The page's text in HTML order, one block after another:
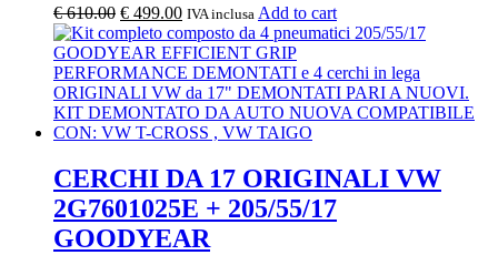
€610.00 Il
prezzo
originale
era:
€ 610.00.
€ 499.00Il
prezzo
attuale
è:
€ 499.00.
IVA inclusa Add to cart
CERCHI DA 17 ORIGINALI VW
2G7601025E + 205/55/17
GOODYEAR